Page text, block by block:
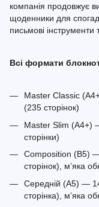
компанія продовжує
щоденники для
письмові інструменти
Всі формати
Master Classic
(235 сторінок)
Master Slim (A4+)
сторінки)
Composition (B5)
сторінок), м’яка
Середній (A5) —
сторінка), м’яка